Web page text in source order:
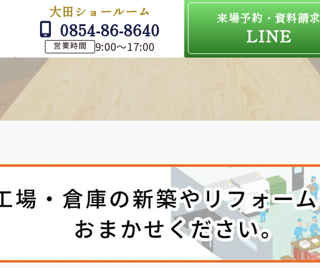
大田ショールーム
0854-86-8640
営業時間 9:00～17:00
来場予約・資料請求
LINE